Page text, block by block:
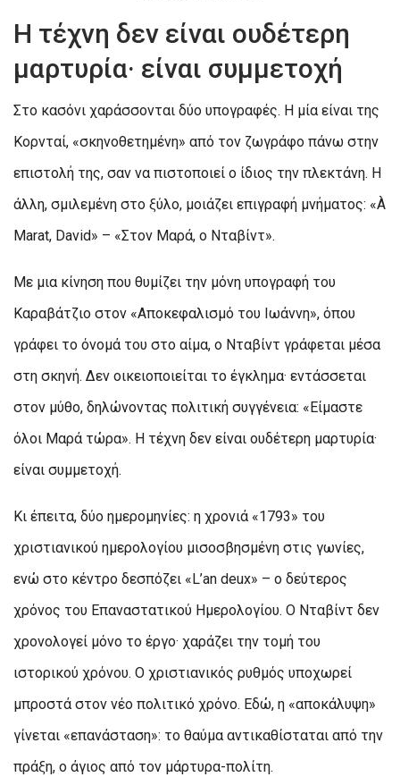
Η τέχνη δεν είναι ουδέτερη
μαρτυρία· είναι συμμετοχή
Στο κασόνι χαράσσονται δύο υπογραφές. Η μία είναι της
Κορνταί, «σκηνοθετημένη» από τον ζωγράφο πάνω στην
επιστολή της, σαν να πιστοποιεί ο ίδιος την πλεκτάνη. Η
άλλη, σμιλεμένη στο ξύλο, μοιάζει επιγραφή μνήματος: «À
Marat, David» – «Στον Μαρά, ο Νταβίντ».
Με μια κίνηση που θυμίζει την μόνη υπογραφή του
Καραβάτζιο στον «Αποκεφαλισμό του Ιωάννη», όπου
γράφει το όνομά του στο αίμα, ο Νταβίντ γράφεται μέσα
στη σκηνή. Δεν οικειοποιείται το έγκλημα· εντάσσεται
στον μύθο, δηλώνοντας πολιτική συγγένεια: «Είμαστε
όλοι Μαρά τώρα». Η τέχνη δεν είναι ουδέτερη μαρτυρία·
είναι συμμετοχή.
Κι έπειτα, δύο ημερομηνίες: η χρονιά «1793» του
χριστιανικού ημερολογίου μισοσβησμένη στις γωνίες,
ενώ στο κέντρο δεσπόζει «L’an deux» – ο δεύτερος
χρόνος του Επαναστατικού Ημερολογίου. Ο Νταβίντ δεν
χρονολογεί μόνο το έργο· χαράζει την τομή του
ιστορικού χρόνου. Ο χριστιανικός ρυθμός υποχωρεί
μπροστά στον νέο πολιτικό χρόνο. Εδώ, η «αποκάλυψη»
γίνεται «επανάσταση»: το θαύμα αντικαθίσταται από την
πράξη, ο άγιος από τον μάρτυρα-πολίτη.